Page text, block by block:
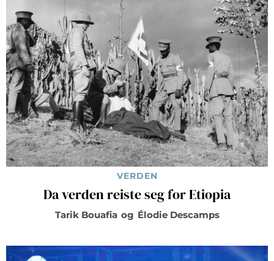
VERDEN
Da verden reiste seg for Etiopia
Tarik Bouafia og Élodie Descamps